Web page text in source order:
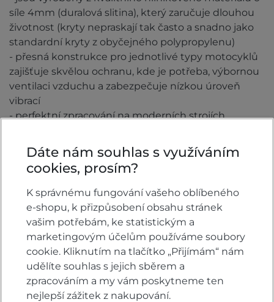
síle 4mm (duralová slitina), který zaručuje dlouhou
životnost (kryty nepraskají tak často a snadno jako
standardní kryty z obyčejného polypropylenu)
- přesná konstrukce pro jednotlivé typy motocyklů
zajišťuje skvělou ochranu, kde je potřeba, výbornou
ventilaci vzduchu a zabezpečuje nízkou úroveň
vibrací
- perfektní zpracování na moderních strojích
- na některých modelech je připraven otvor pro
vypouštění oleje
- jednoduchá montáž i demontáž - součástí balení
jsou i montážní komponenty a držáky (rozdílné dle
modelu a roku výroby)
- vysoká úroveň zpracování, špičková kvalita výroby i
materiálů - kvalitní výrobek "Made in Portugal"
Vyráběno standardně v povrchové úpravě Ice Matte
Polish (stříbrná ledový mat) - na přání možnost
dodání i dalších barvách dle značky motocyklu
Dáte nám souhlas s využíváním
cookies, prosím?
K správnému fungování vašeho oblíbeného
e-shopu, k přizpůsobení obsahu stránek
vašim potřebám, ke statistickým a
marketingovým účelům používáme soubory
cookie. Kliknutím na tlačítko „Přijímám“ nám
udělíte souhlas s jejich sběrem a
zpracováním a my vám poskytneme ten
nejlepší zážitek z nakupování.